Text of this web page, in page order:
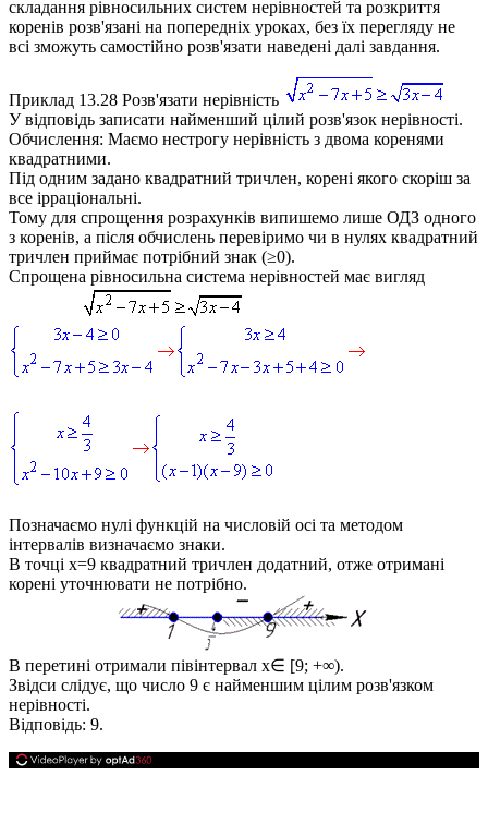
складання рівносильних систем нерівностей та розкриття
коренів розв'язані на попередніх уроках, без їх перегляду не
всі зможуть самостійно розв'язати наведені далі завдання.
Приклад 13.28 Розв'язати нерівність
У відповідь записати найменший цілий розв'язок нерівності.
Обчислення: Маємо нестрогу нерівність з двома коренями
квадратними.
Під одним задано квадратний тричлен, корені якого скоріш за
все ірраціональні.
Тому для спрощення розрахунків випишемо лише ОДЗ одного
з коренів, а після обчислень перевіримо чи в нулях квадратний
тричлен приймає потрібний знак (≥0).
Спрощена рівносильна система нерівностей має вигляд
Позначаємо нулі функцій на числовій осі та методом
інтервалів визначаємо знаки.
В точці x=9 квадратний тричлен додатний, отже отримані
корені уточнювати не потрібно.
В перетині отримали півінтервал x∈ [9; +∞).
Звідси слідує, що число 9 є найменшим цілим розв'язком
нерівності.
Відповідь: 9.